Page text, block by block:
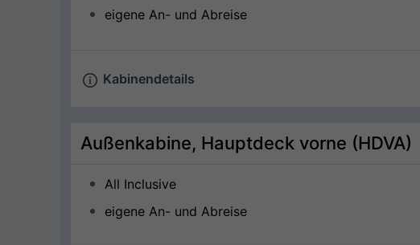
eigene An- und Abreise
Kabinendetails
Außenkabine, Hauptdeck vorne (HDVA)
All Inclusive
eigene An- und Abreise